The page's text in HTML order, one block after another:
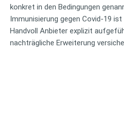
konkret in den Bedingungen
Immunisierung gegen Covid-19
Handvoll Anbieter explizit
nachträgliche Erweiterung